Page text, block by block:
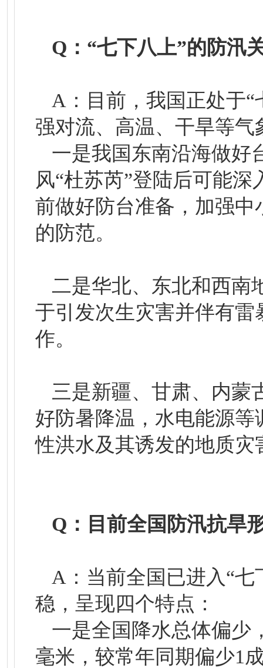
Q：“七下八上”的防汛
A：目前，我国正处于
强对流、高温、干旱等
一是我国东南沿海做好
风“杜苏芮”登陆后可能
前做好防台准备，加强
的防范。
二是华北、东北和西南
于引发次生灾害并伴有
作。
三是新疆、甘肃、内蒙
好防暑降温，水电能源
性洪水及其诱发的地质灾
Q：目前全国防汛抗旱
A：当前全国已进入“
稳，呈现四个特点：
一是全国降水总体偏少
毫米，较常年同期偏少1